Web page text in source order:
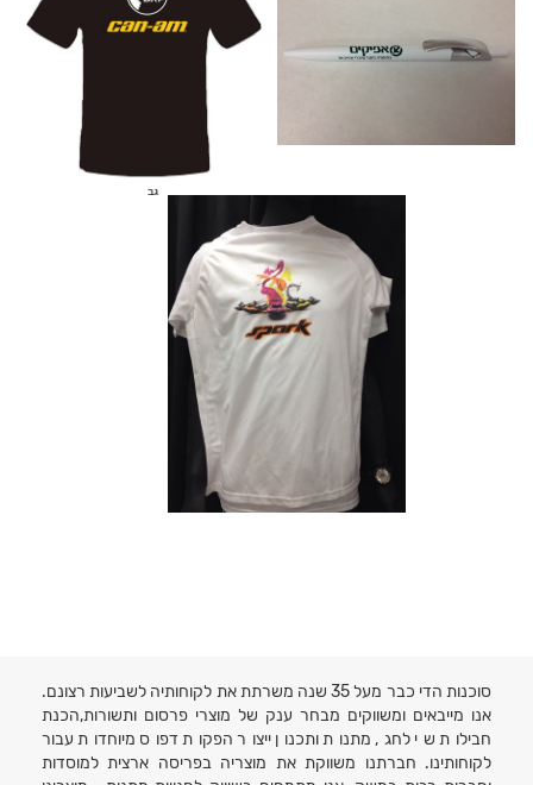
סוכנות הדי כבר מעל 35 שנה משרתת את לקוחותיה לשביעות רצונם.
אנו מייבאים ומשווקים מבחר ענק של מוצרי פרסום ותשורות,הכנת
חבילות שי לחג, מתנות ותכנון ייצור הפקות דפוס מיוחדות עבור
לקוחותינו. חברתנו משווקת את מוצריה בפריסה ארצית למוסדות